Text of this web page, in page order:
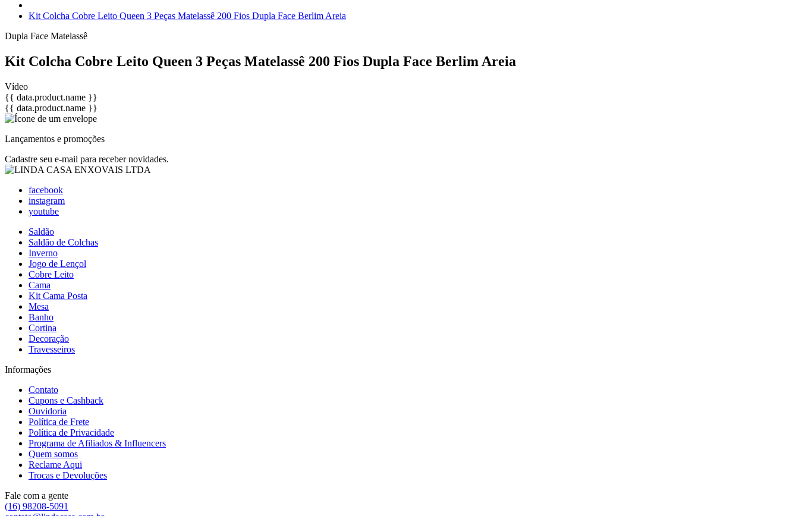
Kit Colcha Cobre Leito Queen 3 Peças Matelassê 200 Fios Dupla Face Berlim Areia
Dupla Face Matelassê
Kit Colcha Cobre Leito Queen 3 Peças Matelassê 200 Fios Dupla Face Berlim Areia
Vídeo
{{ data.product.name }}
{{ data.product.name }}
Lançamentos e promoções
Cadastre seu e-mail para receber novidades.
facebook
instagram
youtube
Saldão
Saldão de Colchas
Inverno
Jogo de Lençol
Cobre Leito
Cama
Kit Cama Posta
Mesa
Banho
Cortina
Decoração
Travesseiros
Informações
Contato
Cupons e Cashback
Ouvidoria
Política de Frete
Política de Privacidade
Programa de Afiliados & Influencers
Quem somos
Reclame Aqui
Trocas e Devoluções
Fale com a gente
(16) 98208-5091